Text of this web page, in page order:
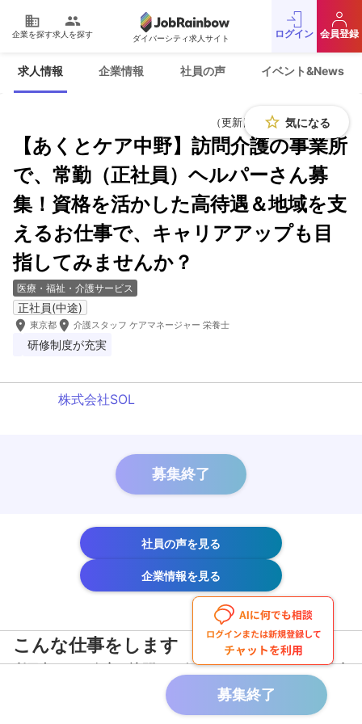
domain
企業を探す
people
求人を探す ダイバーシティ求人サイト ログイン 会員登録
募集終了
求人情報 企業情報 社員の声 イベント&News
star_border 気になる
（更新日：2026年6月18日）
【あくとケア中野】訪問介護の事業所
で、常勤（正社員）ヘルパーさん募
集！資格を活かした高待遇＆地域を支
えるお仕事で、キャリアアップも目
指してみませんか？
医療・福祉・介護サービス
正社員(中途)
room 東京都 room 介護スタッフ ケアマネージャー 栄養士
研修制度が充実
株式会社SOL
募集終了
社員の声を見る
企業情報を見る
こんな仕事をします
利用者さんの自宅に訪問し、身の回りや家事など、日常生
活をサポートします。資格をお持ちの方であれば経験は不
プライバシーポリシー
採用をお考えの企業様
© 2016 JobRainbow Co.,Ltd.